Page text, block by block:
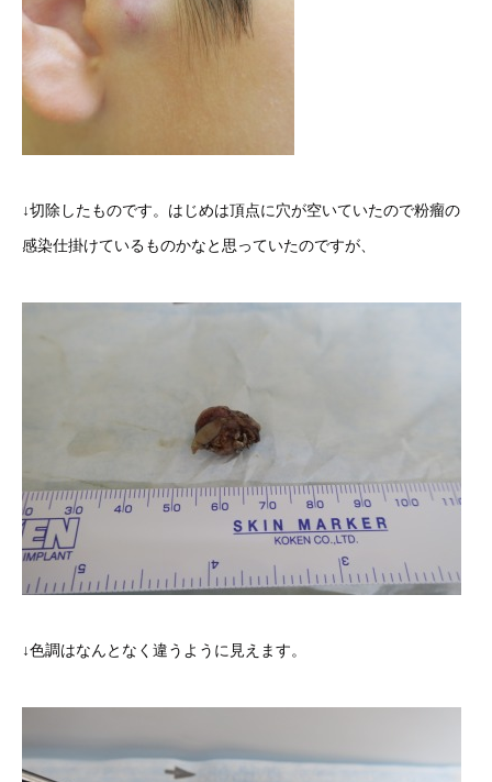
↓切除したものです。はじめは頂点に穴が空いていたので粉瘤の
感染仕掛けているものかなと思っていたのですが、
↓色調はなんとなく違うように見えます。